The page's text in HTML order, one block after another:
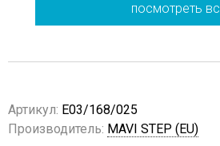
посмотреть
Артикул: E03/168/025
Производитель: MAVI STEP (EU)